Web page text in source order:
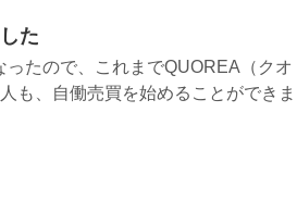
た
たので、これまでQUOREA（クオ
も、自働売買を始めることができま